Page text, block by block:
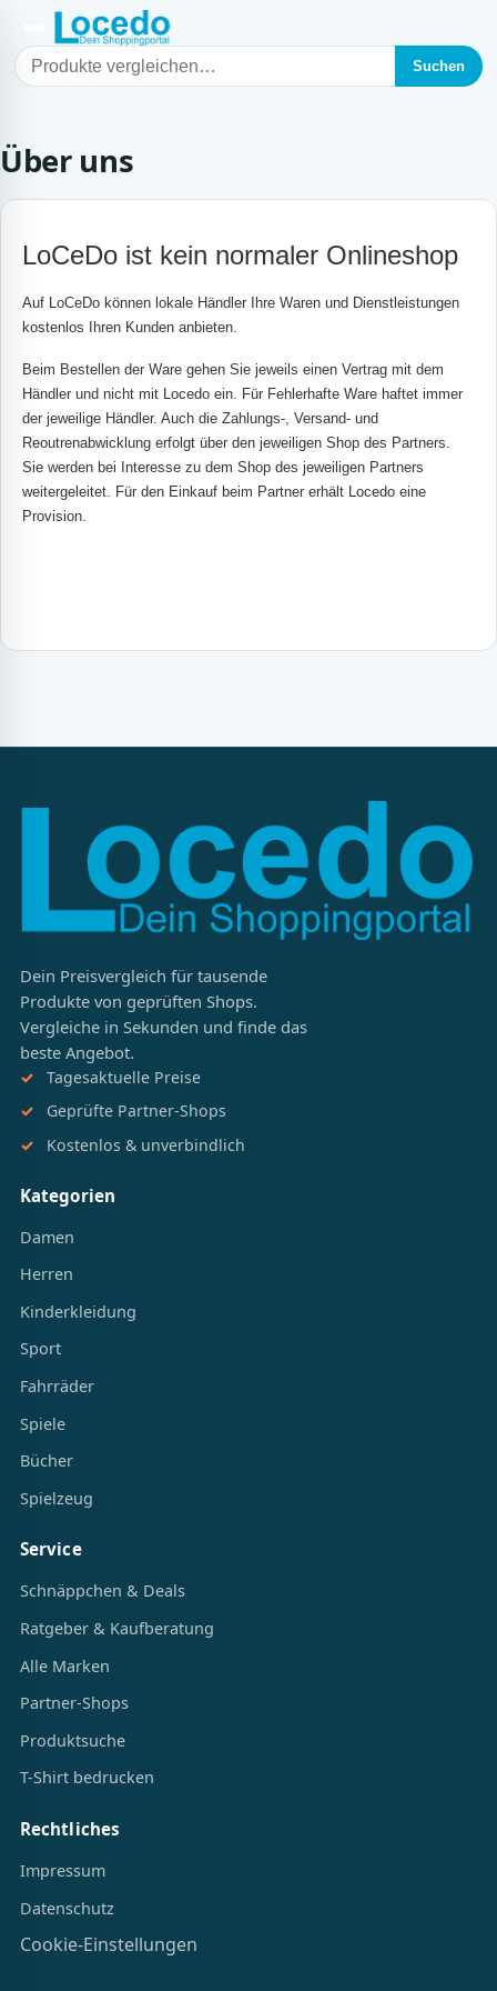
Suchen
Über uns
LoCeDo ist kein normaler Onlineshop
Auf LoCeDo können lokale Händler Ihre Waren und Dienstleistungen
kostenlos Ihren Kunden anbieten.
Beim Bestellen der Ware gehen Sie jeweils einen Vertrag mit dem
Händler und nicht mit Locedo ein. Für Fehlerhafte Ware haftet immer
der jeweilige Händler. Auch die Zahlungs-, Versand- und
Reoutrenabwicklung erfolgt über den jeweiligen Shop des Partners.
Sie werden bei Interesse zu dem Shop des jeweiligen Partners
weitergeleitet. Für den Einkauf beim Partner erhält Locedo eine
Provision.
Dein Preisvergleich für tausende
Produkte von geprüften Shops.
Vergleiche in Sekunden und finde das
beste Angebot.
Tagesaktuelle Preise
Geprüfte Partner-Shops
Kostenlos & unverbindlich
Kategorien
Damen
Herren
Kinderkleidung
Sport
Fahrräder
Spiele
Bücher
Spielzeug
Service
Schnäppchen & Deals
Ratgeber & Kaufberatung
Alle Marken
Partner-Shops
Produktsuche
T-Shirt bedrucken
Rechtliches
Impressum
Datenschutz
Cookie-Einstellungen